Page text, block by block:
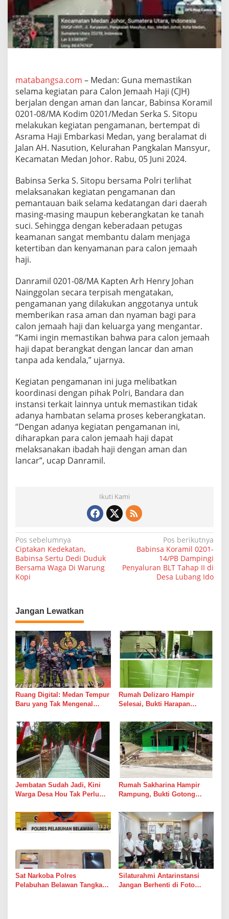
k
a
l
a
n
n
s
y
u
r
T
e
u
s
o
n
i
t
o
r
n
g
g
i
a
t
a
n
C
J
H
D
A
s
r
m
a
H
a
j
i
matabangsa.com – Medan: Guna memastikan
selama kegiatan para Calon Jemaah Haji (CJH)
berjalan dengan aman dan lancar, Babinsa Koramil
0201-08/MA Kodim 0201/Medan Serka S. Sitopu
melakukan kegiatan pengamanan, bertempat di
Asrama Haji Embarkasi Medan, yang beralamat di
Jalan AH. Nasution, Kelurahan Pangkalan Mansyur,
Kecamatan Medan Johor. Rabu, 05 Juni 2024.
Babinsa Serka S. Sitopu bersama Polri terlihat
melaksanakan kegiatan pengamanan dan
pemantauan baik selama kedatangan dari daerah
masing-masing maupun keberangkatan ke tanah
suci. Sehingga dengan keberadaan petugas
keamanan sangat membantu dalam menjaga
ketertiban dan kenyamanan para calon jemaah
haji.
Danramil 0201-08/MA Kapten Arh Henry Johan
Nainggolan secara terpisah mengatakan,
pengamanan yang dilakukan anggotanya untuk
memberikan rasa aman dan nyaman bagi para
calon jemaah haji dan keluarga yang mengantar.
“Kami ingin memastikan bahwa para calon jemaah
haji dapat berangkat dengan lancar dan aman
tanpa ada kendala,” ujarnya.
Kegiatan pengamanan ini juga melibatkan
koordinasi dengan pihak Polri, Bandara dan
instansi terkait lainnya untuk memastikan tidak
adanya hambatan selama proses keberangkatan.
“Dengan adanya kegiatan pengamanan ini,
diharapkan para calon jemaah haji dapat
melaksanakan ibadah haji dengan aman dan
lancar”, ucap Danramil.
Ikuti Kami
N
a
v
a
s
i
p
o
s
Pos sebelumnya
Ciptakan Kedekatan,
Babinsa Sertu Dedi Duduk
Bersama Waga Di Warung
Kopi
Pos berikutnya
Babinsa Koramil 0201-
14/PB Dampingi
Penyaluran BLT Tahap II di
Desa Lubang Ido
Jangan Lewatkan
Ruang Digital: Medan Tempur
Baru yang Tak Mengenal
Rumah Delizaro Hampir
Selesai, Bukti Harapan
Suara Palu dan Semen
Jembatan Sudah Jadi, Kini
Warga Desa Hou Tak Perlu
Sungai
Rumah Sakharina Hampir
Rampung, Bukti Gotong
dari Janji Banyak Orang
Sat Narkoba Polres
Pelabuhan Belawan Tangkap
Silaturahmi Antarinstansi
Jangan Berhenti di Foto